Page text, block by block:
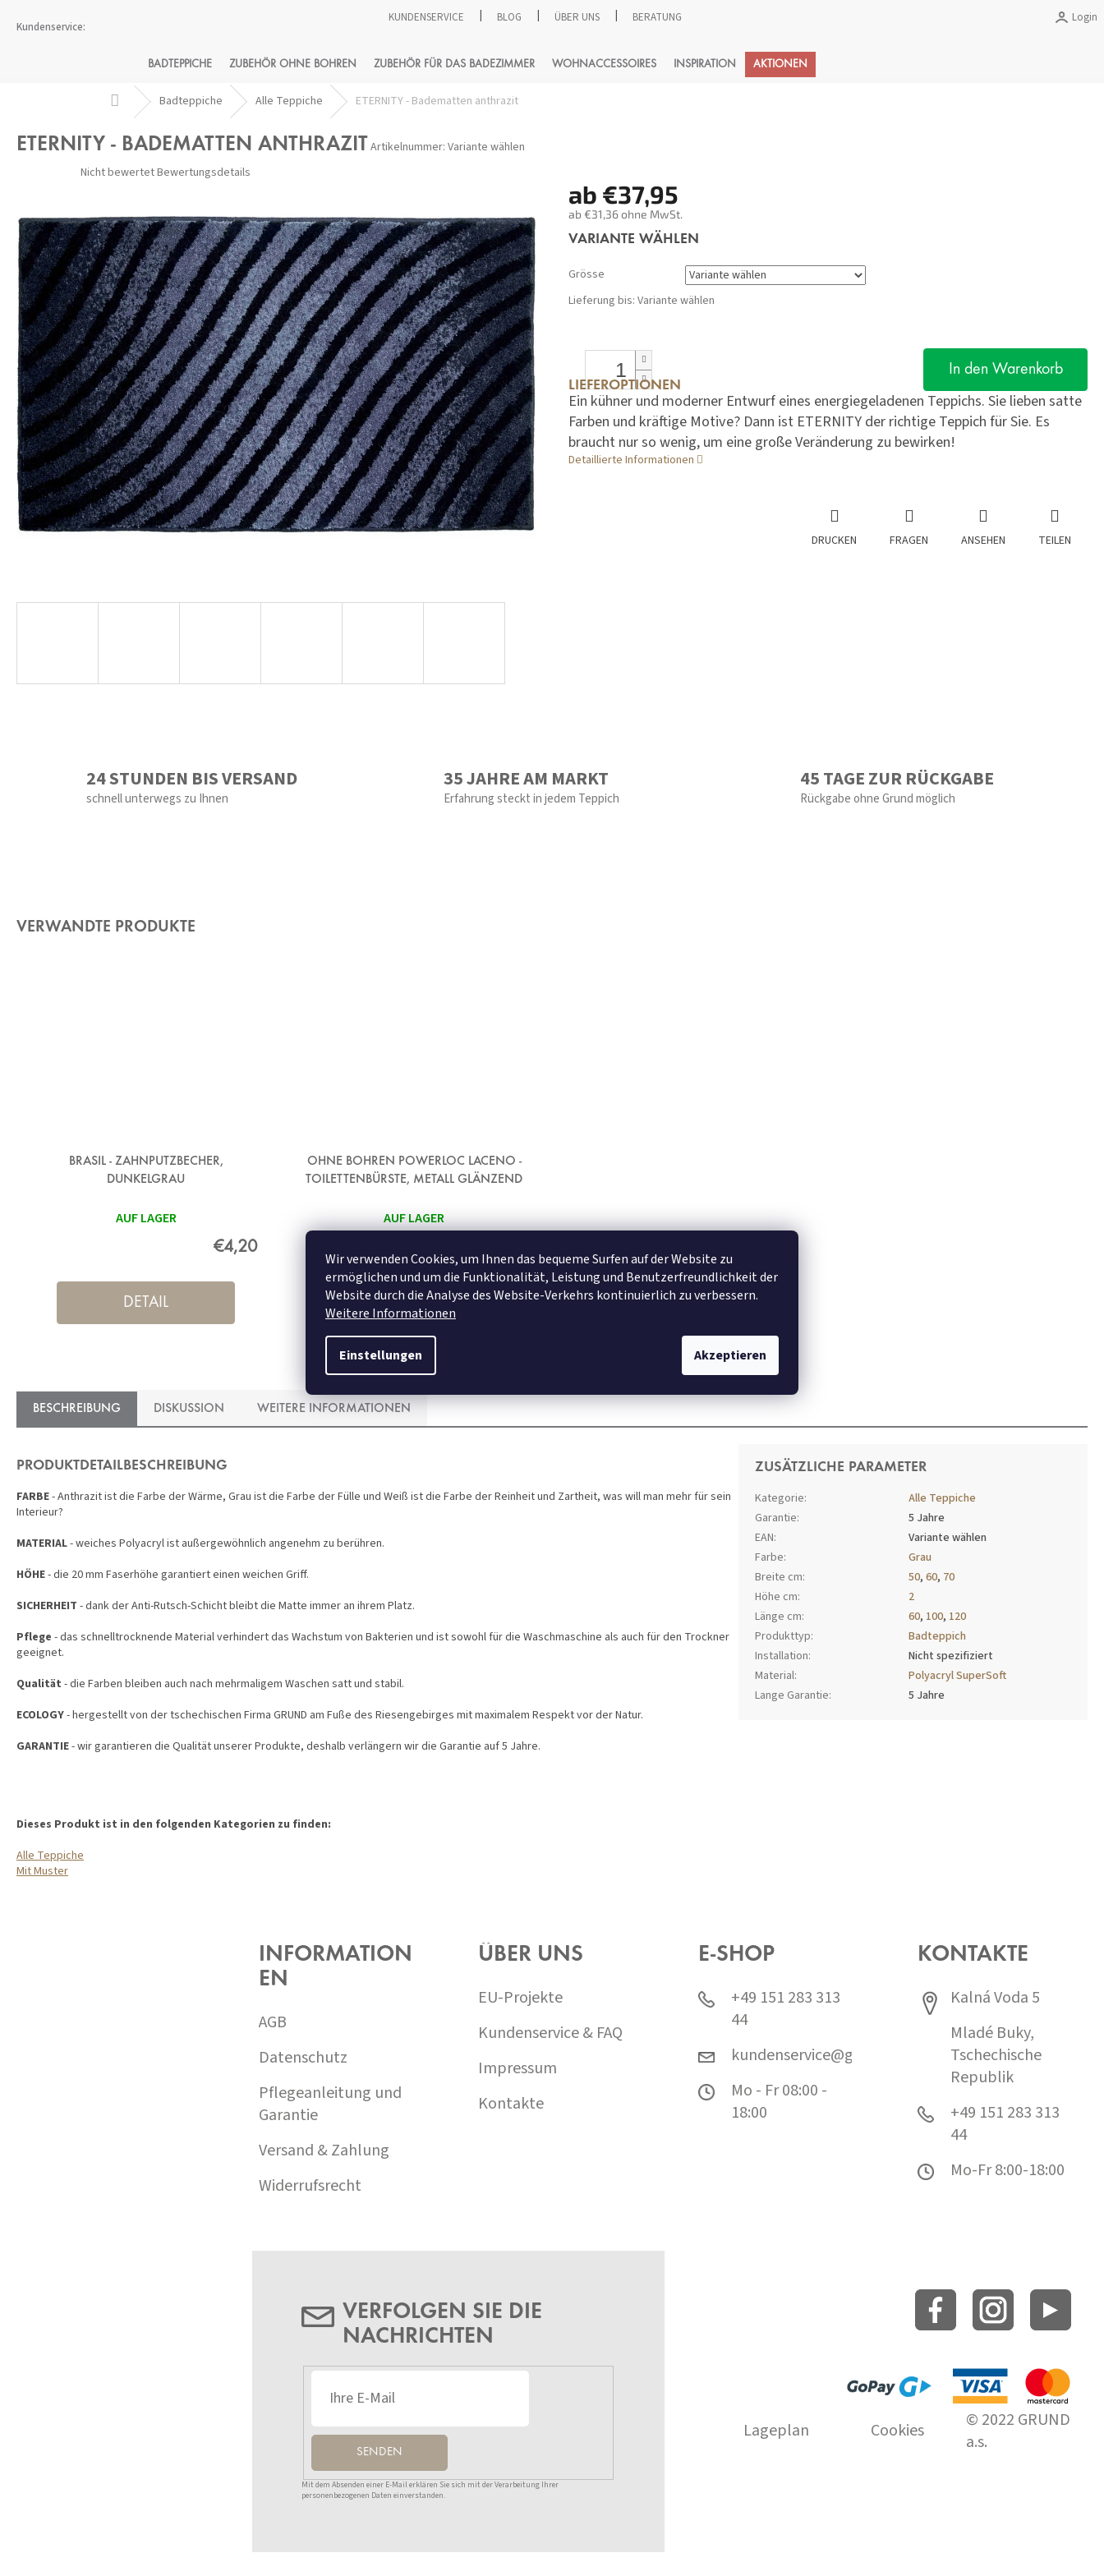
Wir verwenden Cookies, um Ihnen das bequeme Surfen auf der Website zu
ermöglichen und um die Funktionalität, Leistung und Benutzerfreundlichkeit der
Website durch die Analyse des Website-Verkehrs kontinuierlich zu verbessern.
Weitere Informationen
Einstellungen Akzeptieren
Inhalt
KUNDENSERVICE BLOG ÜBER UNS BERATUNG Login
Warenkorb
BADTEPPICHE ZUBEHÖR OHNE BOHREN ZUBEHÖR FÜR DAS BADEZIMMER WOHNACCESSOIRES INSPIRATION AKTIONEN
StartseiteBadteppiche Alle Teppiche ETERNITY - Badematten anthrazit
ETERNITY - BADEMATTEN ANTHRAZIT Artikelnummer: Variante wählen
Die
durchschnittliche
von
5
Sternen.
Nicht bewertetBewertungsdetails
ab €37,95
ab €31,36ohne MwSt.
Verkaufspreis:
VARIANTE WÄHLEN
Grösse
Lieferung bis: Variante wählen
LIEFEROPTIONEN
In den Warenkorb
Ein kühner und moderner Entwurf eines energiegeladenen Teppichs. Sie lieben satte
Farben und kräftige Motive? Dann ist ETERNITY der richtige Teppich für Sie. Es
braucht nur so wenig, um eine große Veränderung zu bewirken!
Detaillierte Informationen
DRUCKEN FRAGEN ANSEHEN TEILEN
24 STUNDEN BIS VERSAND
schnell unterwegs zu Ihnen
35 JAHRE AM MARKT
Erfahrung steckt in jedem Teppich
45 TAGE ZUR RÜCKGABE
Rückgabe ohne Grund möglich
VERWANDTE PRODUKTE
BRASIL - ZAHNPUTZBECHER,
DUNKELGRAU
AUF LAGER
€4,20
DETAIL
OHNE BOHREN POWERLOC LACENO -
TOILETTENBÜRSTE, METALL GLÄNZEND
AUF LAGER
DETAIL
BESCHREIBUNG DISKUSSION WEITERE INFORMATIONEN
PRODUKTDETAILBESCHREIBUNG
FARBE- Anthrazit ist die Farbe der Wärme, Grau ist die Farbe der Fülle und Weiß ist die Farbe der Reinheit und Zartheit, was will man mehr für sein
Interieur?
MATERIAL- weiches Polyacryl ist außergewöhnlich angenehm zu berühren.
HÖHE- die 20 mm Faserhöhe garantiert einen weichen Griff.
SICHERHEIT - dank der Anti-Rutsch-Schicht bleibt die Matte immer an ihrem Platz.
Pflege - das schnelltrocknende Material verhindert das Wachstum von Bakterien und ist sowohl für die Waschmaschine als auch für den Trockner
geeignet.
Qualität - die Farben bleiben auch nach mehrmaligem Waschen satt und stabil.
ECOLOGY- hergestellt von der tschechischen Firma GRUND am Fuße des Riesengebirges mit maximalem Respekt vor der Natur.
GARANTIE- wir garantieren die Qualität unserer Produkte, deshalb verlängern wir die Garantie auf 5 Jahre.
Dieses Produkt ist in den folgenden Kategorien zu finden:
Alle Teppiche
Mit Muster
ZUSÄTZLICHE PARAMETER
Kategorie:
Alle Teppiche
Garantie:
5 Jahre
EAN:
Variante wählen
Farbe:
Grau
Breite cm: 50,60, 70
Höhe cm:
2
Länge cm: 60, 100, 120
Produkttyp:
Badteppich
Installation:
Nicht spezifiziert
Material:
Polyacryl SuperSoft
Lange Garantie: 5 Jahre
INFORMATION
EN
AGB
Datenschutz
Pflegeanleitung und
Garantie
Versand & Zahlung
Widerrufsrecht
ÜBER UNS
EU-Projekte
Kundenservice & FAQ
Impressum
Kontakte
E-SHOP
+49 151 283 313
44
kundenservice@grund.cz
Mo - Fr 08:00 -
18:00
KONTAKTE
Kalná Voda 5
Mladé Buky,
Tschechische
Republik
+49 151 283 313
44
Mo-Fr 8:00-18:00
VERFOLGEN SIE DIE
NACHRICHTEN
SENDEN
Mit dem Absenden einer E-Mail erklären Sie sich mit der Verarbeitung Ihrer
personenbezogenen Daten einverstanden.
Lageplan Cookies
© 2022 GRUND
a.s.